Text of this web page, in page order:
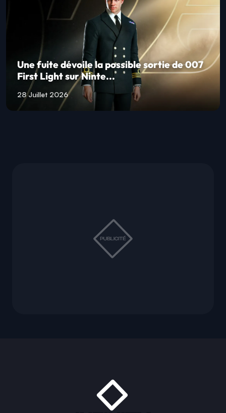
Une fuite dévoile la possible sortie de 007
First Light sur Ninte...
28 Juillet 2026